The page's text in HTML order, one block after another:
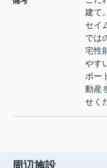
建て
セイ
では
宅性
やす
ポー
動産
せく